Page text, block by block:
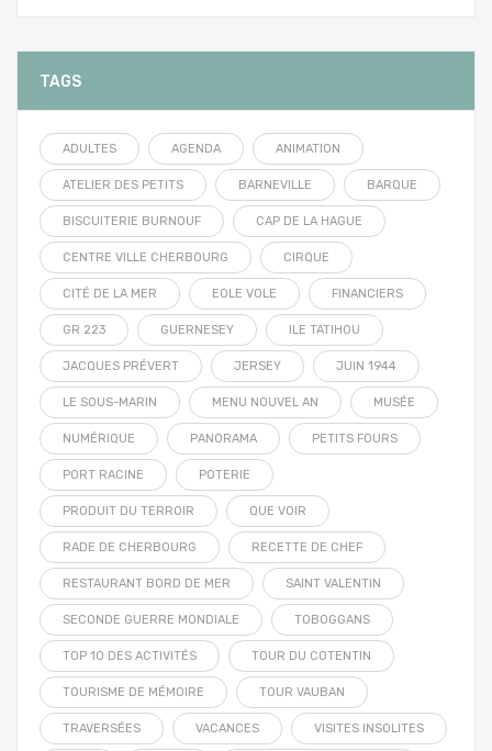
TAGS
ADULTES AGENDA ANIMATION
ATELIER DES PETITS BARNEVILLE BARQUE
BISCUITERIE BURNOUF CAP DE LA HAGUE
CENTRE VILLE CHERBOURG CIRQUE
CITÉ DE LA MER EOLE VOLE FINANCIERS
GR 223 GUERNESEY ILE TATIHOU
JACQUES PRÉVERT JERSEY JUIN 1944
LE SOUS-MARIN MENU NOUVEL AN MUSÉE
NUMÉRIQUE PANORAMA PETITS FOURS
PORT RACINE POTERIE
PRODUIT DU TERROIR QUE VOIR
RADE DE CHERBOURG RECETTE DE CHEF
RESTAURANT BORD DE MER SAINT VALENTIN
SECONDE GUERRE MONDIALE TOBOGGANS
TOP 10 DES ACTIVITÉS TOUR DU COTENTIN
TOURISME DE MÉMOIRE TOUR VAUBAN
TRAVERSÉES VACANCES VISITES INSOLITES